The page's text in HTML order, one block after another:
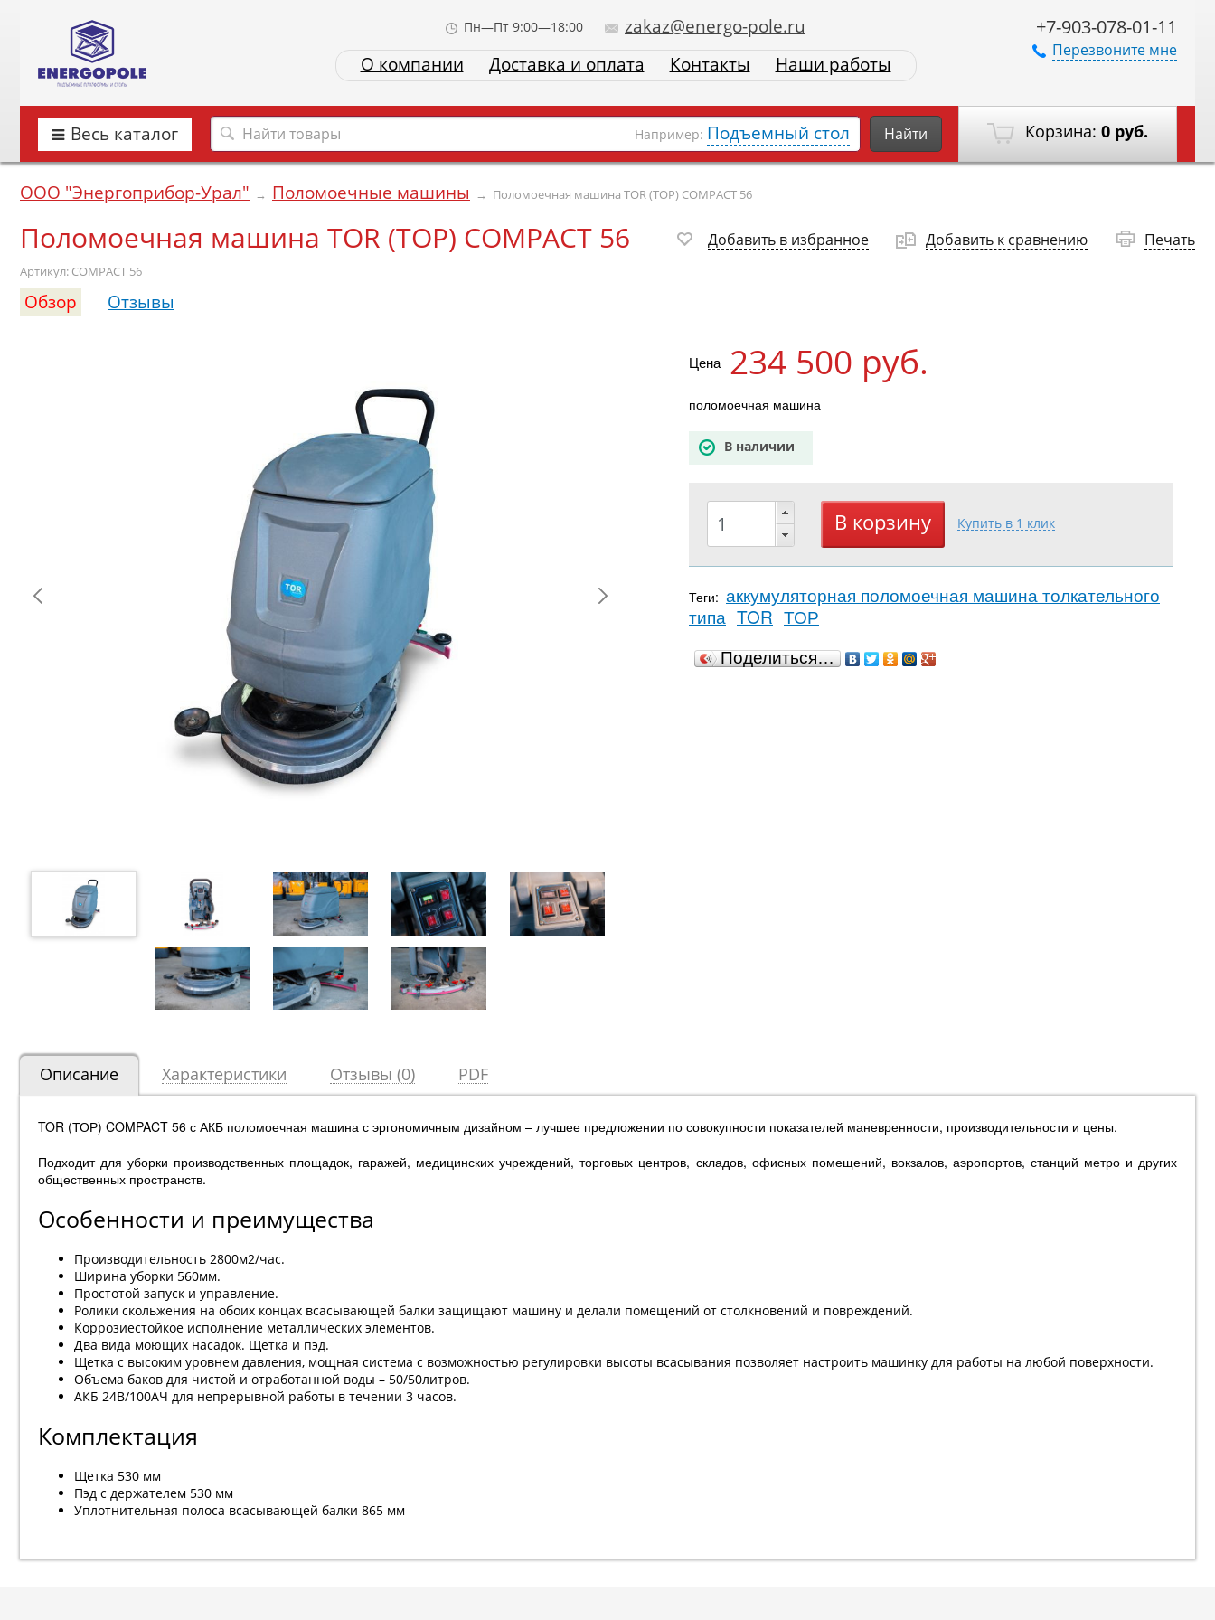
+7-903-078-01-11
Перезвоните мне
Пн—Пт 9:00—18:00
zakaz@energo-pole.ru
О компании
Доставка и оплата Контакты Наши работы
Корзина: 0 руб.
Весь каталог Например: Подъемный стол Найти
ООО "Энергоприбор-Урал" → Поломоечные машины → Поломоечная машина TOR (ТОР) COMPACT 56
Поломоечная машина TOR (ТОР) COMPACT 56
Артикул: COMPACT 56
Добавить в избранное Добавить к сравнению Печать
Обзор Отзывы
Цена 234 500 руб.
поломоечная машина
В наличии
Теги: аккумуляторная поломоечная машина толкательного
типа TOR ТОР
Поделиться…
Описание Характеристики Отзывы (0) PDF
TOR (ТОР) COMPACT 56 с АКБ поломоечная машина с эргономичным дизайном – лучшее предложении по совокупности показателей маневренности, производительности и цены.
Подходит для уборки производственных площадок, гаражей, медицинских учреждений, торговых центров, складов, офисных помещений, вокзалов, аэропортов, станций метро и других
общественных пространств.
Особенности и преимущества
Производительность 2800м2/час.
Ширина уборки 560мм.
Простотой запуск и управление.
Ролики скольжения на обоих концах всасывающей балки защищают машину и делали помещений от столкновений и повреждений.
Коррозиестойкое исполнение металлических элементов.
Два вида моющих насадок. Щетка и пэд.
Щетка с высоким уровнем давления, мощная система с возможностью регулировки высоты всасывания позволяет настроить машинку для работы на любой поверхности.
Объема баков для чистой и отработанной воды – 50/50литров.
АКБ 24В/100АЧ для непрерывной работы в течении 3 часов.
Комплектация
Щетка 530 мм
Пэд с держателем 530 мм
Уплотнительная полоса всасывающей балки 865 мм